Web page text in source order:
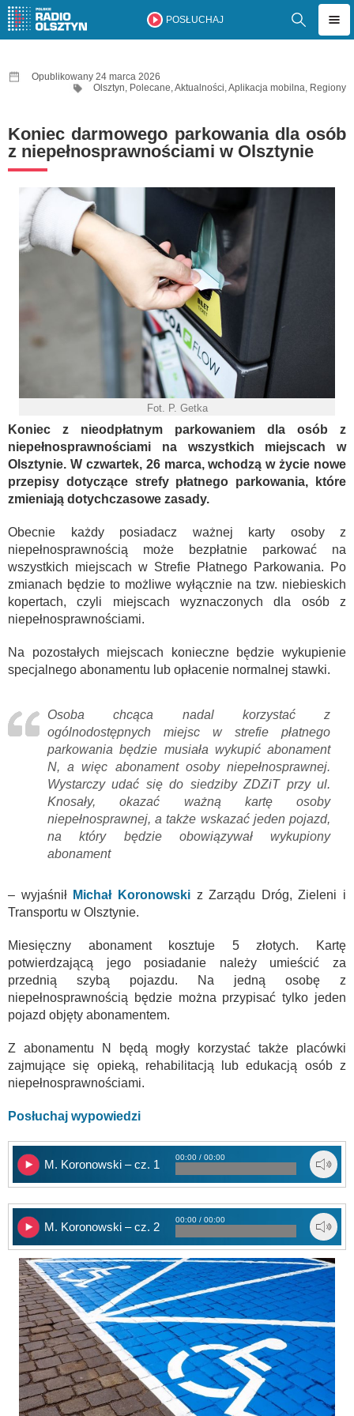
POSŁUCHAJ
Opublikowany 24 marca 2026
Olsztyn, Polecane,Aktualności,Aplikacja mobilna, Regiony
Koniec darmowego parkowania dla osób
z niepełnosprawnościami w Olsztynie
Fot. P. Getka
Koniec z nieodpłatnym parkowaniem dla osób z
niepełnosprawnościami na wszystkich miejscach w
Olsztynie. W czwartek, 26 marca, wchodzą w życie nowe
przepisy dotyczące strefy płatnego parkowania, które
zmieniają dotychczasowe zasady.
Obecnie każdy posiadacz ważnej karty osoby z
niepełnosprawnością może bezpłatnie parkować na
wszystkich miejscach w Strefie Płatnego Parkowania. Po
zmianach będzie to możliwe wyłącznie na tzw. niebieskich
kopertach, czyli miejscach wyznaczonych dla osób z
niepełnosprawnościami.
Na pozostałych miejscach konieczne będzie wykupienie
specjalnego abonamentu lub opłacenie normalnej stawki.
Osoba chcąca nadal korzystać z
ogólnodostępnych miejsc w strefie płatnego
parkowania będzie musiała wykupić abonament
N, a więc abonament osoby niepełnosprawnej.
Wystarczy udać się do siedziby ZDZiT przy ul.
Knosały, okazać ważną kartę osoby
niepełnosprawnej, a także wskazać jeden pojazd,
na który będzie obowiązywał wykupiony
abonament
– wyjaśnił Michał Koronowskiz Zarządu Dróg, Zieleni i
Transportu w Olsztynie.
Miesięczny abonament kosztuje 5 złotych. Kartę
potwierdzającą jego posiadanie należy umieścić za
przednią szybą pojazdu. Na jedną osobę z
niepełnosprawnością będzie można przypisać tylko jeden
pojazd objęty abonamentem.
Z abonamentu N będą mogły korzystać także placówki
zajmujące się opieką, rehabilitacją lub edukacją osób z
niepełnosprawnościami.
Posłuchaj wypowiedzi
M. Koronowski – cz. 1
00:00 / 00:00
M. Koronowski – cz. 2
00:00 / 00:00